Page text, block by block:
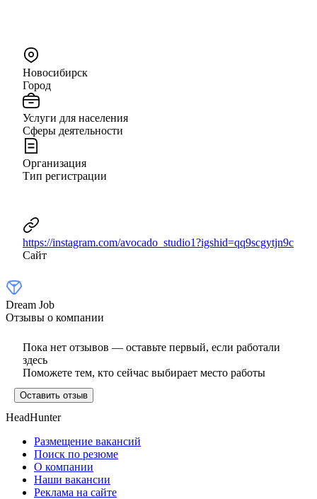
Новосибирск
Город
Услуги для населения
Сферы деятельности
Организация
Тип регистрации
https://instagram.com/avocado_studio1?igshid=qq9scgytjn9c
Сайт
Dream Job
Отзывы о компании
Пока нет отзывов — оставьте первый, если работали
здесь
Поможете тем, кто сейчас выбирает место работы
Оставить отзыв
HeadHunter
Размещение вакансий
Поиск по резюме
О компании
Наши вакансии
Реклама на сайте